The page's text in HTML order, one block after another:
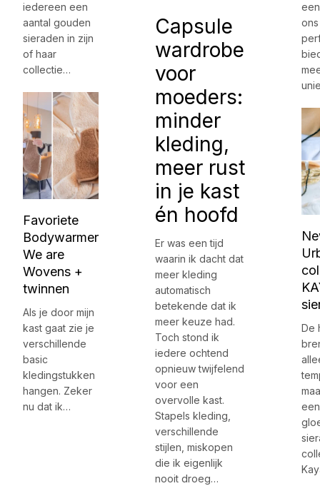
iedereen een
aantal gouden
sieraden in zijn
of haar
collectie…
Favoriete
Bodywarmer
We are
Wovens +
twinnen
Als je door mijn
kast gaat zie je
verschillende
basic
kledingstukken
hangen. Zeker
nu dat ik…
Capsule
wardrobe
voor
moeders:
minder
kleding,
meer rust
in je kast
én hoofd
Er was een tijd
waarin ik dacht dat
meer kleding
automatisch
betekende dat ik
meer keuze had.
Toch stond ik
iedere ochtend
opnieuw twijfelend
voor een
overvolle kast.
Stapels kleding,
verschillende
stijlen, miskopen
die ik eigenlijk
nooit droeg…
De
een